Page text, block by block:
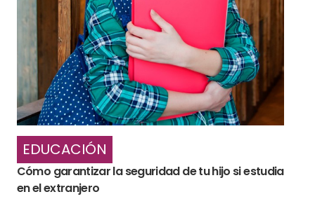
EDUCACIÓN
Cómo garantizar la seguridad de tu hijo si estudia
en el extranjero